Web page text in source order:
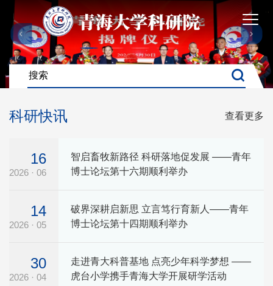
科研快讯 查看更多
16
2026 · 06
智启畜牧新路径 科研落地促发展 ——青年
博士论坛第十六期顺利举办
14
2026 · 05
破界深耕启新思 立言笃行育新人——青年
博士论坛第十四期顺利举办
30
2026 · 04
走进青大科普基地 点亮少年科学梦想 ——
虎台小学携手青海大学开展研学活动